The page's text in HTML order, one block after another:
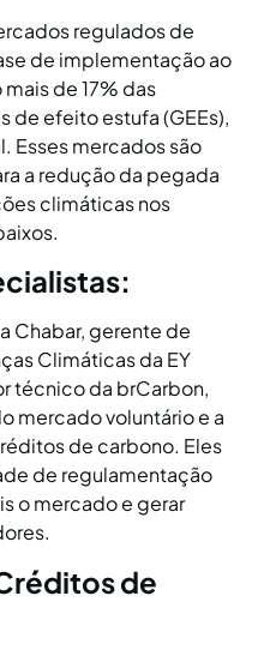
regulados de
de implementação ao
de 17% das
de efeito estufa (GEEs),
Esses mercados são
a redução da pegada
climáticas nos
Chabar, gerente de
Climáticas da EY
técnico da brCarbon,
mercado voluntário e a
de carbono. Eles
de regulamentação
o mercado e gerar
de